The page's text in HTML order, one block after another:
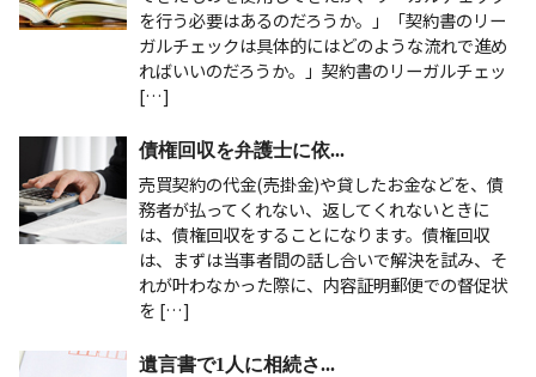
を行う必要はあるのだろうか。」「契約書のリー
ガルチェックは具体的にはどのような流れで進め
ればいいのだろうか。」契約書のリーガルチェッ
[…]
債権回収を弁護士に依...
売買契約の代金(売掛金)や貸したお金などを、債
務者が払ってくれない、返してくれないときに
は、債権回収をすることになります。債権回収
は、まずは当事者間の話し合いで解決を試み、そ
れが叶わなかった際に、内容証明郵便での督促状
を […]
遺言書で1人に相続さ...